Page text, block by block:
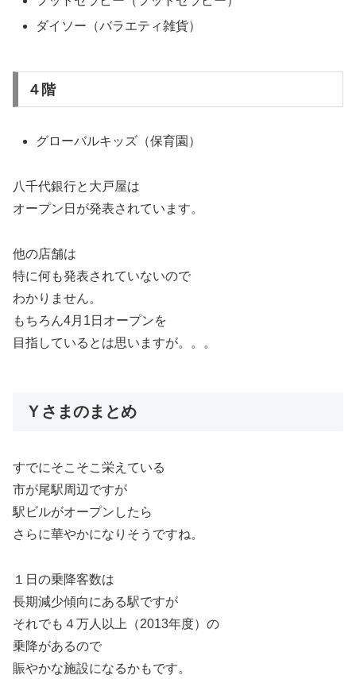
ダイソー（バラエティ雑貨）
４階
グローバルキッズ（保育園）
八千代銀行と大戸屋は
オープン日が発表されています。
他の店舗は
特に何も発表されていないので
わかりません。
もちろん4月1日オープンを
目指しているとは思いますが。。。
Ｙさまのまとめ
すでにそこそこ栄えている
市が尾駅周辺ですが
駅ビルがオープンしたら
さらに華やかになりそうですね。
１日の乗降客数は
長期減少傾向にある駅ですが
それでも４万人以上（2013年度）の
乗降があるので
賑やかな施設になるかもです。